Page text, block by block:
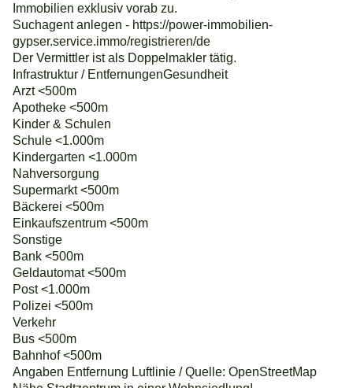
Immobilien exklusiv vorab zu.
Suchagent anlegen - https://power-immobilien-
gypser.service.immo/registrieren/de
Der Vermittler ist als Doppelmakler tätig.
Infrastruktur / EntfernungenGesundheit
Arzt <500m
Apotheke <500m
Kinder & Schulen
Schule <1.000m
Kindergarten <1.000m
Nahversorgung
Supermarkt <500m
Bäckerei <500m
Einkaufszentrum <500m
Sonstige
Bank <500m
Geldautomat <500m
Post <1.000m
Polizei <500m
Verkehr
Bus <500m
Bahnhof <500m
Angaben Entfernung Luftlinie / Quelle: OpenStreetMap